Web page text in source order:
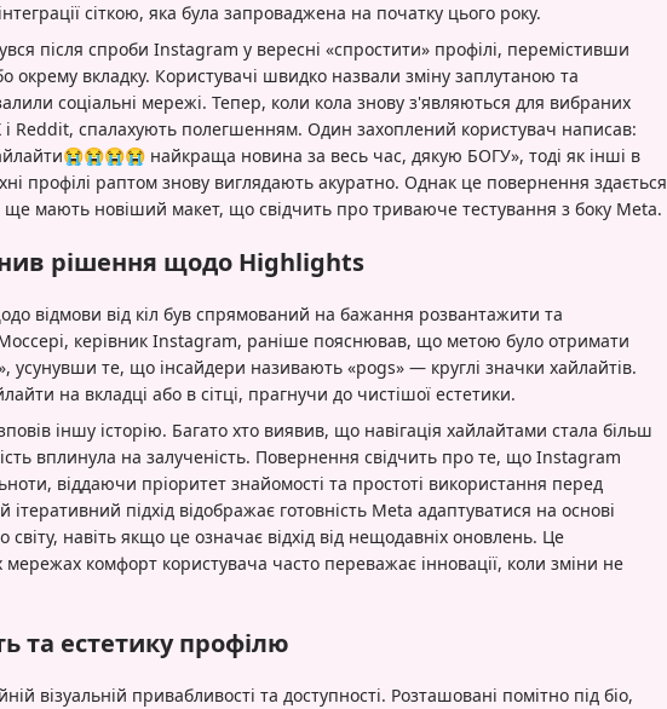
сіткою, яка була запроваджена на початку цього року.
після спроби Instagram у вересні «спростити» профілі, перемістивши
окрему вкладку. Користувачі швидко назвали зміну заплутаною та
соціальні мережі. Тепер, коли кола знову з'являються для вибраних
і Reddit, спалахують полегшенням. Один захоплений користувач написав:
найкраща новина за весь час, дякую БОГУ», тоді як інші в
профілі раптом знову виглядають акуратно. Однак це повернення здається
ще мають новіший макет, що свідчить про триваюче тестування з боку Meta.
рішення щодо Highlights
відмови від кіл був спрямований на бажання розвантажити та
керівник Instagram, раніше пояснював, що метою було отримати
усунувши те, що інсайдери називають «pogs» — круглі значки хайлайтів.
на вкладці або в сітці, прагнучи до чистішої естетики.
іншу історію. Багато хто виявив, що навігація хайлайтами стала більш
вплинула на залученість. Повернення свідчить про те, що Instagram
віддаючи пріоритет знайомості та простоті використання перед
підхід відображає готовність Meta адаптуватися на основі
світу, навіть якщо це означає відхід від нещодавніх оновлень. Це
комфорт користувача часто переважає інновації, коли зміни не
та естетику профілю
візуальній привабливості та доступності. Розташовані помітно під біо,